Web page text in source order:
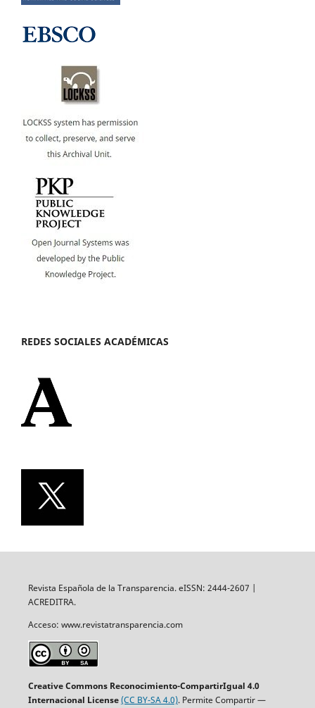
REDES SOCIALES ACADÉMICAS
Revista Española de la Transparencia. eISSN: 2444-2607 |
ACREDITRA.
Acceso: www.revistatransparencia.com
Creative Commons Reconocimiento-CompartirIgual 4.0
Internacional License(CC BY-SA 4.0). Permite Compartir —